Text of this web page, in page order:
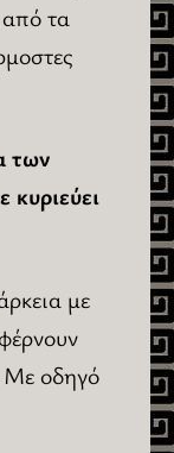
από τα
των
με
Με οδηγό